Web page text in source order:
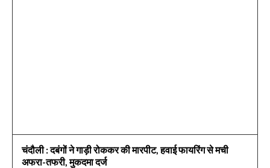
चंदौली : दबंगों ने गाड़ी रोककर की मारपीट, हवाई फायरिंग से मची
अफरा-तफरी, मुकदमा दर्ज